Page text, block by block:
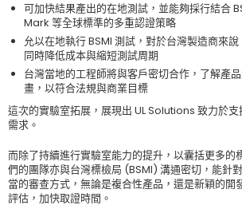
可加快結果產出的在地測試，並能夠採行結合
Mark 等全球標準的多重認證策略
允以在地執行 BSMI 測試，對於台灣製造商來說
同時降低成本與縮短測試周期
台灣當地的工程師將與客戶密切合作，了解產
畫，以符合法規與商業目標
這次的實驗室拓展，展現出 UL Solutions 致力於
需求。
而除了持續進行實驗室能力的提升，以囊括更多的
們的團隊亦與台灣標檢局 (BSMI) 溝通密切，能針
當的審查方式，無論是複合性產品，還是新穎的開
評估，加快取證時間。